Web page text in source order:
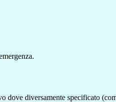
diversamente specificato